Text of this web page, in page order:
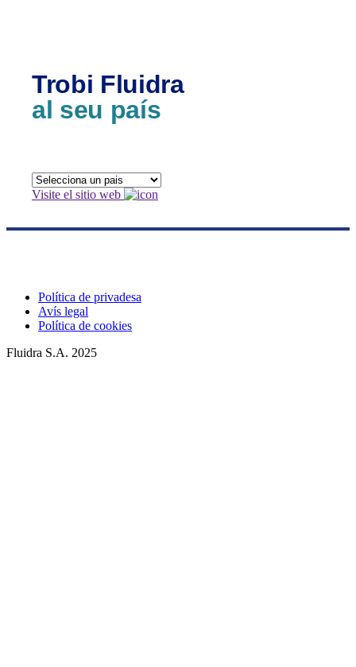
Trobi Fluidra
al seu país
Visite el sitio web
Política de privadesa
Avís legal
Política de cookies
Fluidra S.A. 2025